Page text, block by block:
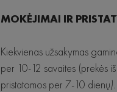
MOKĖJIMAI IR
Kiekvienas užsakymas
per 10-12 savaites (prekės
pristatomos per 7-10 dienų).